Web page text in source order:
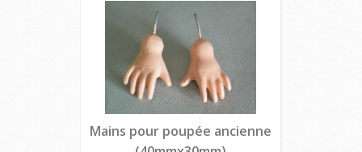
Mains pour poupée ancienne